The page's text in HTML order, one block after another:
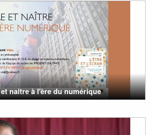
naitre à l'ère du numérique